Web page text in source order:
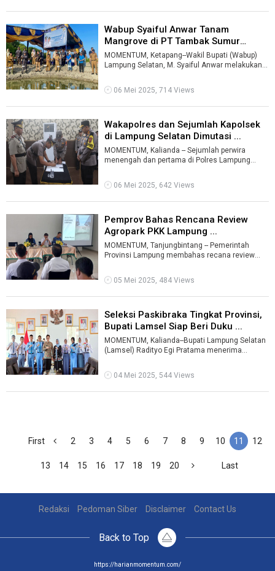
Wabup Syaiful Anwar Tanam
Mangrove di PT Tambak Sumur
Ketapang ...
MOMENTUM, Ketapang--Wakil Bupati (Wabup)
Lampung Selatan, M. Syaiful Anwar melakukan
06 Mei 2025, 714 Views
Wakapolres dan Sejumlah Kapolsek
di Lampung Selatan Dimutasi ...
MOMENTUM, Kalianda -- Sejumlah perwira
menengah dan pertama di Polres Lampung
kapol ...
06 Mei 2025, 642 Views
Pemprov Bahas Rencana Review
Agropark PKK Lampung ...
MOMENTUM, Tanjungbintang -- Pemerintah
Provinsi Lampung membahas recana review
...
05 Mei 2025, 484 Views
Seleksi Paskibraka Tingkat Provinsi,
Bupati Lamsel Siap Beri Duku ...
MOMENTUM, Kalianda--Bupati Lampung Selatan
(Lamsel) Radityo Egi Pratama menerima
04 Mei 2025, 544 Views
First 2 3 4 5 6 7 8 9 10 11 12
13 14 15 16 17 18 19 20 Last
Redaksi Pedoman Siber Disclaimer Contact Us
Back to Top
https://harianmomentum.com/